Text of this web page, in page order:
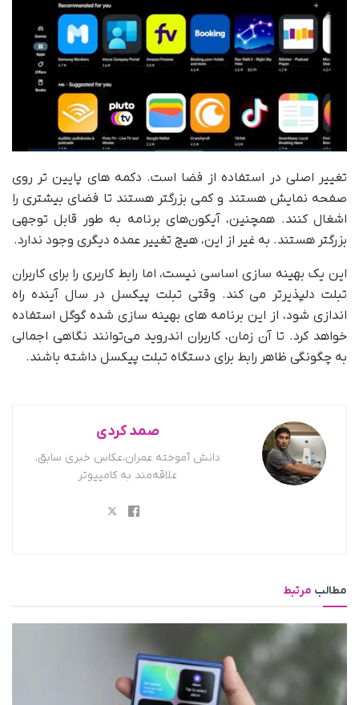
تغییر اصلی در استفاده از فضا است. دکمه های پایین تر روی
صفحه نمایش هستند و کمی بزرگتر هستند تا فضای بیشتری را
اشغال کنند. همچنین، آیکون‌های برنامه به طور قابل توجهی
بزرگتر هستند. به غیر از این، هیچ تغییر عمده دیگری وجود ندارد.
این یک بهینه سازی اساسی نیست، اما رابط کاربری را برای کاربران
تبلت دلپذیرتر می کند. وقتی تبلت پیکسل در سال آینده راه
اندازی شود، از این برنامه های بهینه سازی شده گوگل استفاده
خواهد کرد. تا آن زمان، کاربران اندروید می‌توانند نگاهی اجمالی
به چگونگی ظاهر رابط برای دستگاه تبلت پیکسل داشته باشند.
صمد کردی
دانش آموخته عمران،عکاس خبری سابق،
علاقه‌مند به کامپیوتر
مطالب مرتبط